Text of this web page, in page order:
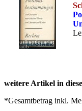
weitere Artikel in
*Gesamtbetrag inkl.